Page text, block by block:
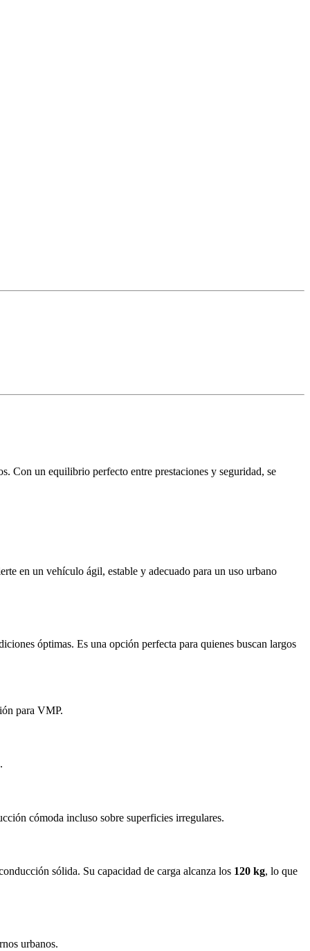
Con un equilibrio perfecto entre prestaciones y seguridad, se
en un vehículo ágil, estable y adecuado para un uso urbano
óptimas. Es una opción perfecta para quienes buscan largos
para VMP.
cómoda incluso sobre superficies irregulares.
sólida. Su capacidad de carga alcanza los 120 kg, lo que
urbanos.